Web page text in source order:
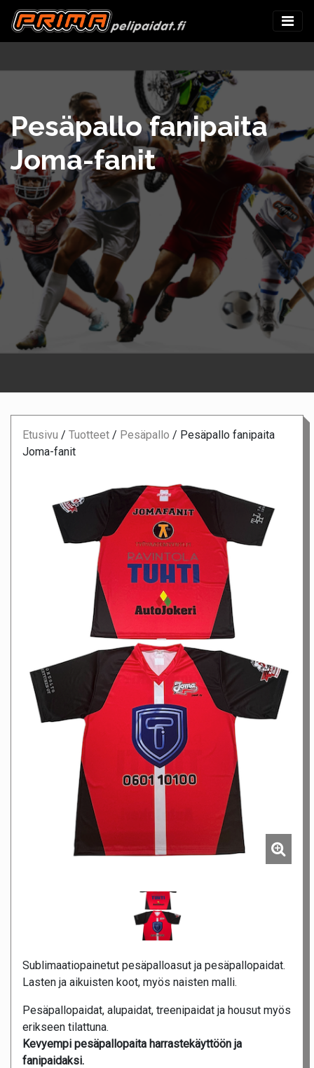
Pesäpallo fanipaita
Joma-fanit
Etusivu / Tuotteet / Pesäpallo / Pesäpallo fanipaita
Joma-fanit
Sublimaatiopainetut pesäpalloasut ja pesäpallopaidat.
Lasten ja aikuisten koot, myös naisten malli.
Pesäpallopaidat, alupaidat, treenipaidat ja housut myös
erikseen tilattuna.
Kevyempi pesäpallopaita harrastekäyttöön ja
fanipaidaksi.